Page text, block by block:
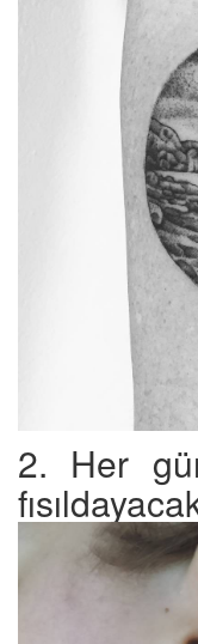
2. Her